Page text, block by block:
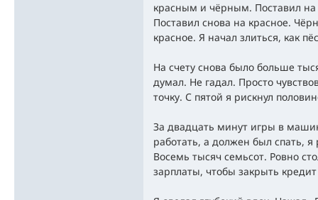
красным и чёрным. Поставил на
Поставил снова на красное.
красное. Я начал злиться, как
На счету снова было больше
думал. Не гадал. Просто
точку. С пятой я рискнул
За двадцать минут игры в
работать, а должен был спать, я
Восемь тысяч семьсот. Ровно
зарплаты, чтобы закрыть